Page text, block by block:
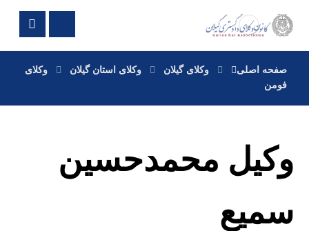
صفحه اصلی وکلای گیلان وکلای استان گیلان
وکلای
فومن
وکیل محمدحسین
سمیع